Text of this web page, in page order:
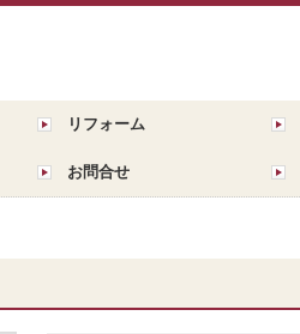
リフォーム
お問合せ